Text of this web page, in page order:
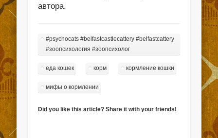
автора.
#psychocats #belfastcastlecattery #belfastcattery
#зоопсихология #зоопсихолог
еда кошек корм кормление кошки
мифы о кормлении
Did you like this article? Share it with your friends!